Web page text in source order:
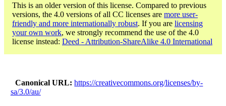
This is an older version of this license. Compared to previous
versions, the 4.0 versions of all CC licenses are more user-
friendly and more internationally robust. If you are licensing
your own work, we strongly recommend the use of the 4.0
license instead: Deed - Attribution-ShareAlike 4.0 International
Canonical URL
https://creativecommons.org/licenses/by-
sa/3.0/au/